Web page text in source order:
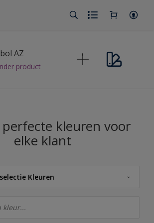
AZ
product
kleuren voor
elke klant
Kleuren